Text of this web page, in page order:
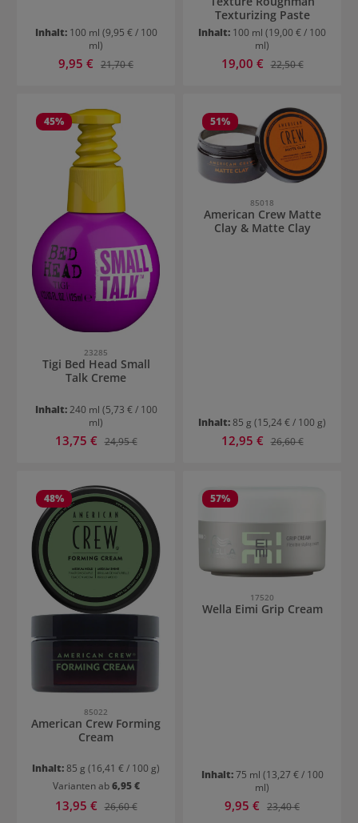
Inhalt: 100 ml (9,95 € / 100
ml)
Verkaufspreis:
9,95 € Regulärer Preis:
21,70 €
Texturizing Paste
Inhalt: 100 ml (19,00 € / 100
ml)
Verkaufspreis:
19,00 € Regulärer Preis:
22,50 €
45%
23285
Tigi Bed Head Small
Talk Creme
Inhalt:240 ml (5,73 € / 100
ml)
Verkaufspreis:
13,75 € Regulärer Preis:
24,95 €
51%
85018
American Crew Matte
Clay & Matte Clay
Inhalt:85 g (15,24 € / 100 g)
Verkaufspreis:
12,95 € Regulärer Preis:
26,60 €
48%
85022
American Crew Forming
Cream
Inhalt:85 g (16,41 € / 100 g)
Varianten ab6,95 €
Verkaufspreis:
13,95 € Regulärer Preis:
26,60 €
57%
17520
Wella Eimi Grip Cream
Inhalt:75 ml (13,27 € / 100
ml)
Verkaufspreis:
9,95 € Regulärer Preis:
23,40 €